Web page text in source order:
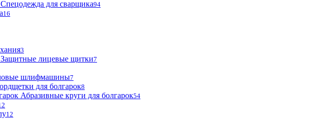
Спецодежда для сварщика94
16
3
Защитные лицевые щитки7
шлифмашины7
для болгарок8
Абразивные круги для болгарок54
12